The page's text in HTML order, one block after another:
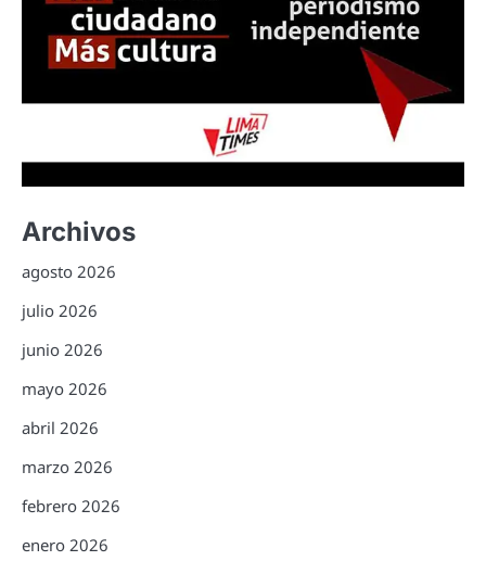
Archivos
agosto 2026
julio 2026
junio 2026
mayo 2026
abril 2026
marzo 2026
febrero 2026
enero 2026